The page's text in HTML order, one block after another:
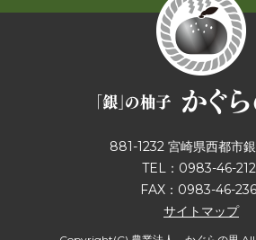
881-1232 宮崎県西都市
TEL：0983-46-
FAX：0983-46-
サイトマップ